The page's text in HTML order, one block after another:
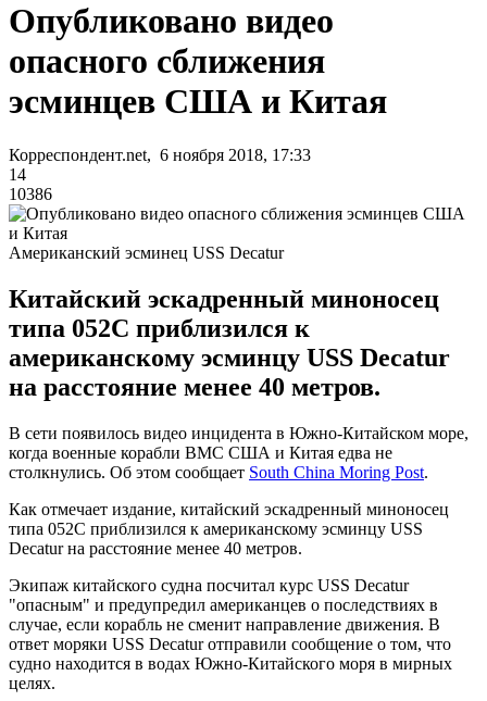
Опубликовано видео
опасного сближения
эсминцев США и Китая
Корреспондент.net, 6 ноября 2018, 17:33
14
10386
Американский эсминец USS Decatur
Китайский эскадренный миноносец
типа 052C приблизился к
американскому эсминцу USS Decatur
на расстояние менее 40 метров.
В сети появилось видео инцидента в Южно-Китайском море,
когда военные корабли ВМС США и Китая едва не
столкнулись. Об этом сообщает South China Moring Post.
Как отмечает издание, китайский эскадренный миноносец
типа 052C приблизился к американскому эсминцу USS
Decatur на расстояние менее 40 метров.
Экипаж китайского судна посчитал курс USS Decatur
"опасным" и предупредил американцев о последствиях в
случае, если корабль не сменит направление движения. В
ответ моряки USS Decatur отправили сообщение о том, что
судно находится в водах Южно-Китайского моря в мирных
целях.